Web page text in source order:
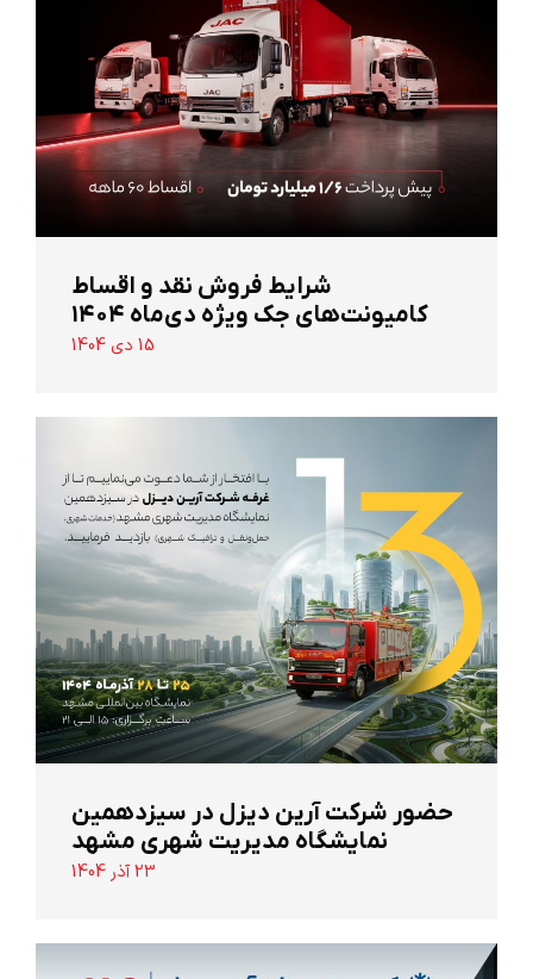
شرایط فروش نقد و اقساط
کامیونت‌های جک ویژه دی‌ماه ۱۴۰۴
15 دی 1404
حضور شرکت آرین ‌دیزل در سیزدهمین
نمایشگاه مدیریت شهری مشهد
23 آذر 1404